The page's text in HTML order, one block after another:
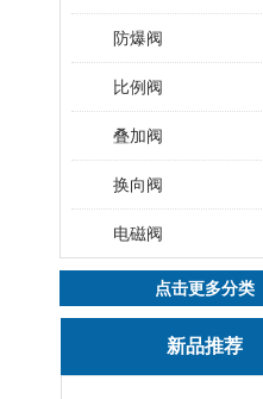
防爆阀
比例阀
叠加阀
换向阀
电磁阀
点击更多分类
新品推荐